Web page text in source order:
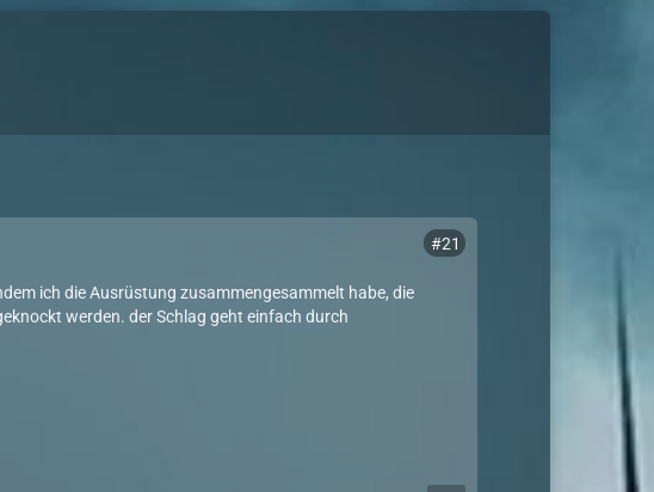
#21
ich die Ausrüstung zusammengesammelt habe, die
werden. der Schlag geht einfach durch